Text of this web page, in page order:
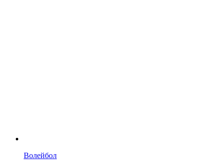
Волейбол